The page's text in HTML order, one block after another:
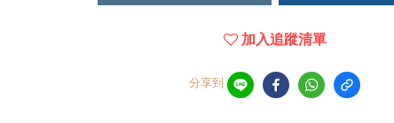
加入追蹤清單
分享到